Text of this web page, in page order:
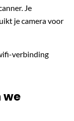
Je
je camera voor
verbinding
we